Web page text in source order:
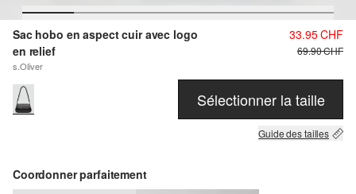
Sac hobo en aspect cuir avec logo
en relief
s.Oliver
33.95 CHF
69.90 CHF
Sélectionner la taille
Guide des tailles
Coordonner parfaitement